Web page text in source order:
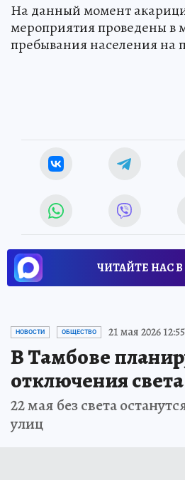
На данный момент
мероприятия проведены в
пребывания населения на
ЧИТАЙТЕ НАС
НОВОСТИ ОБЩЕСТВО 21 мая 2026 12:55
В Тамбове
отключения света
22 мая без света
улиц